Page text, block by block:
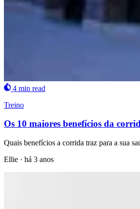
4 min read
Treino
Os 10 maiores benefícios da
Quais benefícios a corrida traz para a sua
Ellie · há 3 anos